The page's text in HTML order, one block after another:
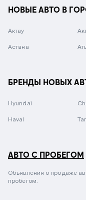
НОВЫЕ АВТО В
Актау
Астана
БРЕНДЫ НОВЫХ
Hyundai
Haval
АВТО С ПРОБЕГОМ
Объявления о продаже
пробегом.